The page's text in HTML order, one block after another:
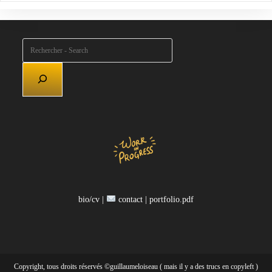
bio/cv | contact | portfolio.pdf
Copyright, tous droits réservés ©guillaumeloiseau ( mais il y a des trucs en copyleft )